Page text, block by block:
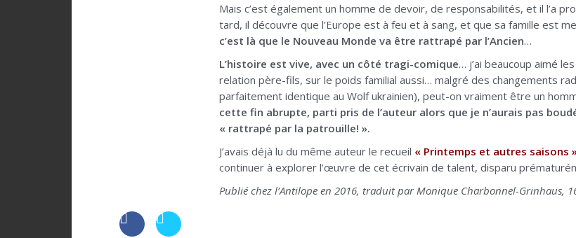
Mais c’est également un homme de devoir, de responsabilités, et il l’a
tard, il découvre que l’Europe est à feu et à sang, et que sa famille est
c’est là que le Nouveau Monde va être rattrapé par l’Ancien…
L’histoire est vive, avec un côté tragi-comique… j’ai beaucoup aimé
relation père-fils, sur le poids familial aussi… malgré des changements
parfaitement identique au Wolf ukrainien), peut-on vraiment être un
cette fin abrupte, parti pris de l’auteur alors que je n’aurais pas
« rattrapé par la patrouille! ».
J’avais déjà lu du même auteur le recueil « Printemps et autres saisons
continuer à explorer l’œuvre de cet écrivain de talent, disparu
Publié chez l’Antilope en 2016, traduit par Monique Charbonnel-Grinhaus,